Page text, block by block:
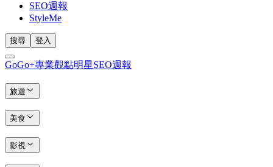
SEO週報
StyleMe
搜尋 登入
GoGo+專業觀點明星SEO週報
旅遊
美食
影視